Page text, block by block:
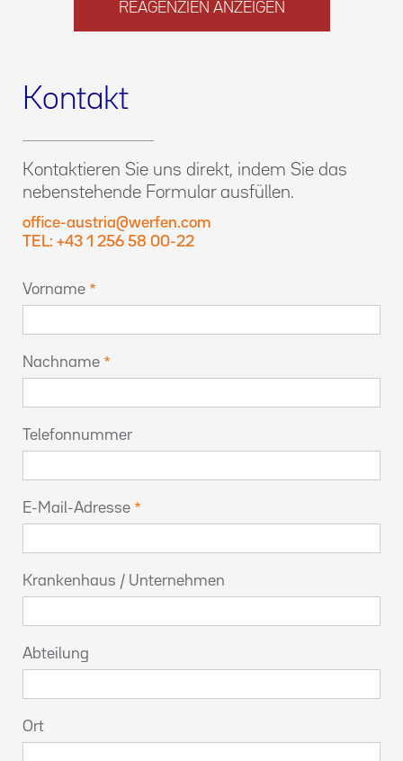
REAGENZIEN ANZEIGEN
Kontakt
Kontaktieren Sie uns direkt, indem Sie das
nebenstehende Formular ausfüllen.
office-austria@werfen.com
TEL: +43 1 256 58 00-22
Vorname
Nachname
Telefonnummer
E-Mail-Adresse
Krankenhaus / Unternehmen
Abteilung
Ort